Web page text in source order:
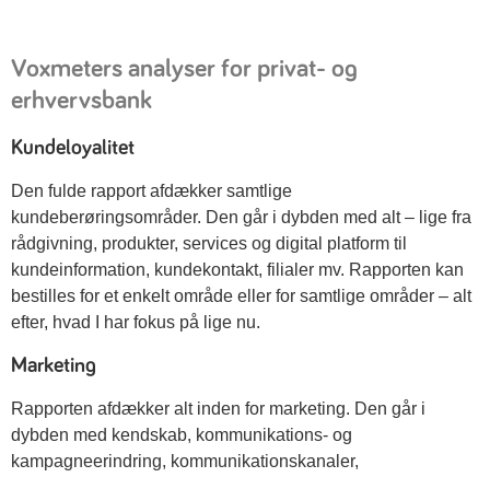
Voxmeters analyser for privat- og
erhvervsbank
Kundeloyalitet
Den fulde rapport afdækker samtlige
kundeberøringsområder. Den går i dybden med alt – lige fra
rådgivning, produkter, services og digital platform til
kundeinformation, kundekontakt, filialer mv. Rapporten kan
bestilles for et enkelt område eller for samtlige områder – alt
efter, hvad I har fokus på lige nu.
Marketing
Rapporten afdækker alt inden for marketing. Den går i
dybden med kendskab, kommunikations- og
kampagneerindring, kommunikationskanaler,